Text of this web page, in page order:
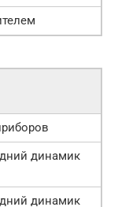
динамик
динамик